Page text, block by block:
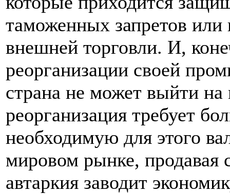
таможенных запретов или
внешней торговли. И,
реорганизации своей
страна не может выйти
реорганизация требует
необходимую для этого
мировом рынке, продавая
автаркия заводит